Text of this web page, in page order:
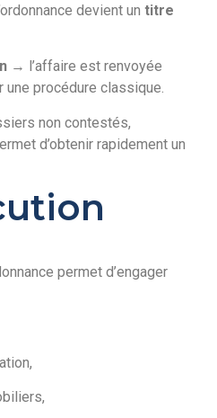
devient un titre
→ l’affaire est renvoyée
une procédure classique.
non contestés,
d’obtenir rapidement un
permet d’engager